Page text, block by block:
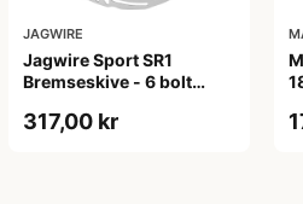
JAGWIRE
Jagwire Sport SR1
Bremseskive - 6 bolt
317,00 kr